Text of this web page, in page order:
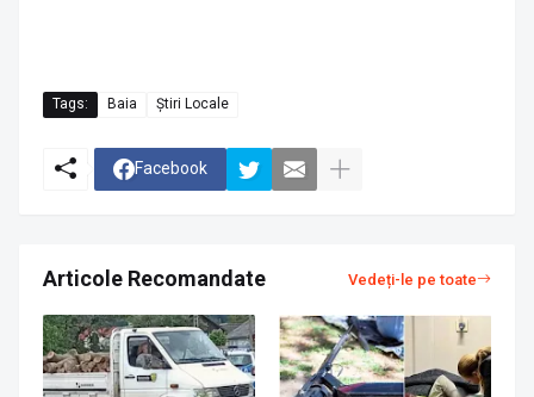
Tags: Baia Știri Locale
Facebook
Articole Recomandate Vedeți-le pe toate